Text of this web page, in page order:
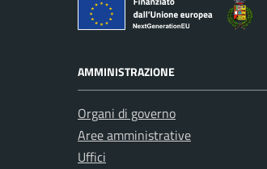
AMMINISTRAZIONE
Organi di governo
Aree amministrative
Uffici